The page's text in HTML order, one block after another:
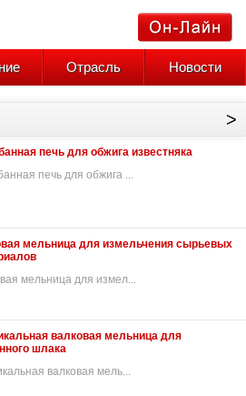
Отрасль Новости
>
печь для обжига известняка
печь для обжига ...
мельница для измельчения сырьевых
мельница для измел...
валковая мельница для
шлака
валковая мель...